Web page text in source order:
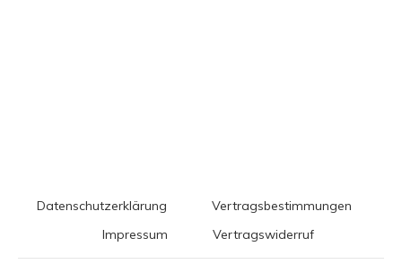
Datenschutzerklärung
Vertragsbestimmungen
Impressum
Vertragswiderruf